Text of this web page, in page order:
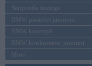
Sērijveida tūnings
BMW pasaules jaunumi
BMW koncepti
BMW konkurentu jaunumi
Moto